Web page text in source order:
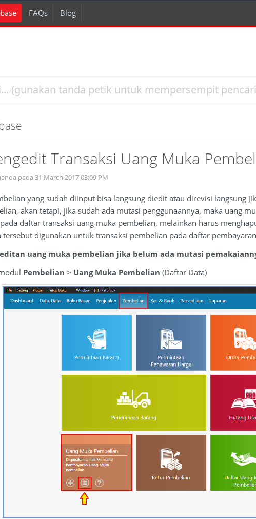
FAQs Blog
Transaksi Uang Muka
pada 31 March 2017 03:09 PM
yang sudah diinput bisa langsung diedit atau direvisi langsung
akan tetapi, jika sudah ada mutasi penggunaannya, maka uang
daftar transaksi uang muka pembelian, melainkan harus
tersebut digunakan untuk transaksi pembelian pada daftar
uang muka pembelian jika belum ada mutasi
Pembelian > Uang Muka Pembelian (Daftar Data)